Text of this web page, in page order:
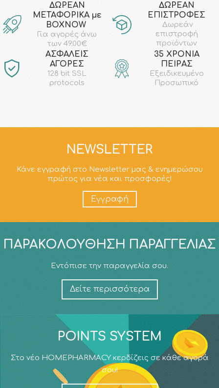
ΔΩΡΕΑΝ
ΜΕΤΑΦΟΡΙΚΑ με
ΒΟΧΝΟW
Για αγορές άνω
των 49.00€
ΔΩΡΕΑΝ
ΕΠΙΣΤΡΟΦΕΣ
Δωρεάν
επιστροφή
προϊόντων
AΣΦΑΛΕΙΣ
ΑΓΟΡΕΣ
128 bit SSL
protocols
35 ΧΡΟΝΙΑ
ΠΕΙΡΑΣ
Εξειδικευμένο
Προσωπικό
NEWSLETTER
Κάνε εγγραφή στο Newsletter μας & ενημερώσου
πρώτος για νέα και προσφορές!
Εγγραφή
ΠΑΡΑΚΟΛΟΎΘΗΣΗ ΠΑΡΑΓΓΕΛΊΑΣ
Εντόπισε την παραγγελία σου.
Δείτε περισσότερα
POINTS SYSTEM
Στο νέο HOMEPHARMACY κερδίζεις σε κάθε αγορά
σου!